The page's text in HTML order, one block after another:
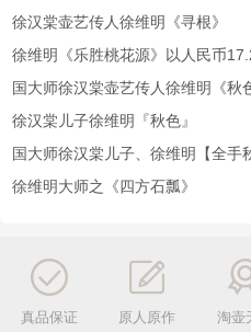
徐汉棠壶艺传人徐维明《寻根》
徐维明《乐胜桃花源》以人民币
国大师徐汉棠壶艺传人徐维明《秋
徐汉棠儿子徐维明『秋色』
国大师徐汉棠儿子、徐维明【全手
徐维明大师之《四方石瓢》
真品保证 原人原作 淘壶